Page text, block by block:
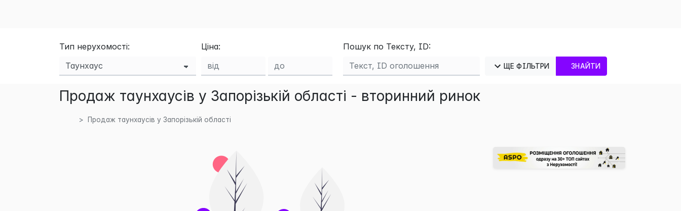
Тип нерухомості: Ціна: Пошук по Тексту, ID:
ЩЕ ФІЛЬТРИ ЗНАЙТИ
Продаж таунхаусів у Запорізькій області - вторинний ринок
Продаж таунхаусів у Запорізькій області